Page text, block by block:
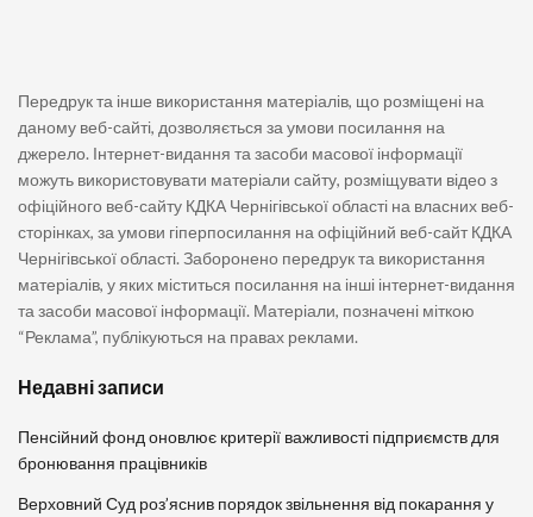
Передрук та інше використання матеріалів, що розміщені на
даному веб-сайті, дозволяється за умови посилання на
джерело. Інтернет-видання та засоби масової інформації
можуть використовувати матеріали сайту, розміщувати відео з
офіційного веб-сайту КДКА Чернігівської області на власних веб-
сторінках, за умови гіперпосилання на офіційний веб-сайт КДКА
Чернігівської області. Заборонено передрук та використання
матеріалів, у яких міститься посилання на інші інтернет-видання
та засоби масової інформації. Матеріали, позначені міткою
“Реклама”, публікуються на правах реклами.
Недавні записи
Пенсійний фонд оновлює критерії важливості підприємств для
бронювання працівників
Верховний Суд роз’яснив порядок звільнення від покарання у